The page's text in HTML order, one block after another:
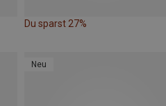
Du sparst 27%
Neu